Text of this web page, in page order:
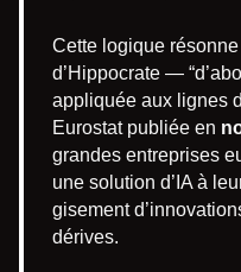
Cette logique
d’Hippocrate —
appliquée aux lignes
Eurostat publiée en
grandes entreprises
une solution d’IA à
gisement
dérives.